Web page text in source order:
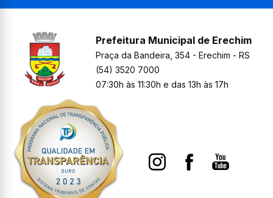
Prefeitura Municipal de Erechim
Praça da Bandeira, 354 - Erechim - RS
(54) 3520 7000
07:30h às 11:30h e das 13h às 17h